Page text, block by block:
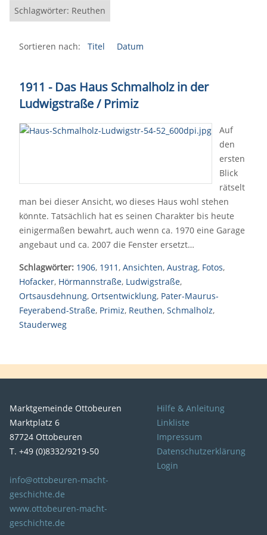
Schlagwörter: Reuthen
Sortieren nach: Titel Datum
1911 - Das Haus Schmalholz in der
Ludwigstraße / Primiz
Auf
den
ersten
Blick
rätselt
man bei dieser Ansicht, wo dieses Haus wohl stehen
könnte. Tatsächlich hat es seinen Charakter bis heute
einigermaßen bewahrt, auch wenn ca. 1970 eine Garage
angebaut und ca. 2007 die Fenster ersetzt…
Schlagwörter: 1906, 1911, Ansichten, Austrag, Fotos,
Hofacker, Hörmannstraße, Ludwigstraße,
Ortsausdehnung, Ortsentwicklung, Pater-Maurus-
Feyerabend-Straße, Primiz, Reuthen, Schmalholz,
Stauderweg
Marktgemeinde Ottobeuren
Marktplatz 6
87724 Ottobeuren
T. +49 (0)8332/9219-50
info@ottobeuren-macht-
geschichte.de
www.ottobeuren-macht-
geschichte.de
Hilfe & Anleitung
Linkliste
Impressum
Datenschutzerklärung
Login